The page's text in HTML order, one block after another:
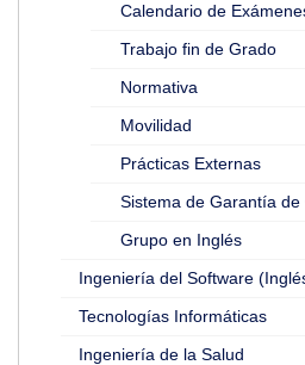
Calendario de
Trabajo fin de Grado
Normativa
Movilidad
Prácticas Externas
Sistema de Garantía de
Grupo en Inglés
Ingeniería del Software
Tecnologías Informáticas
Ingeniería de la Salud